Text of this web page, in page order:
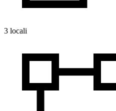
3 locali